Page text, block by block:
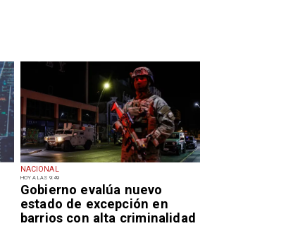
NACIONAL
HOY A LAS 9:49
Gobierno evalúa nuevo
estado de excepción en
barrios con alta criminalidad